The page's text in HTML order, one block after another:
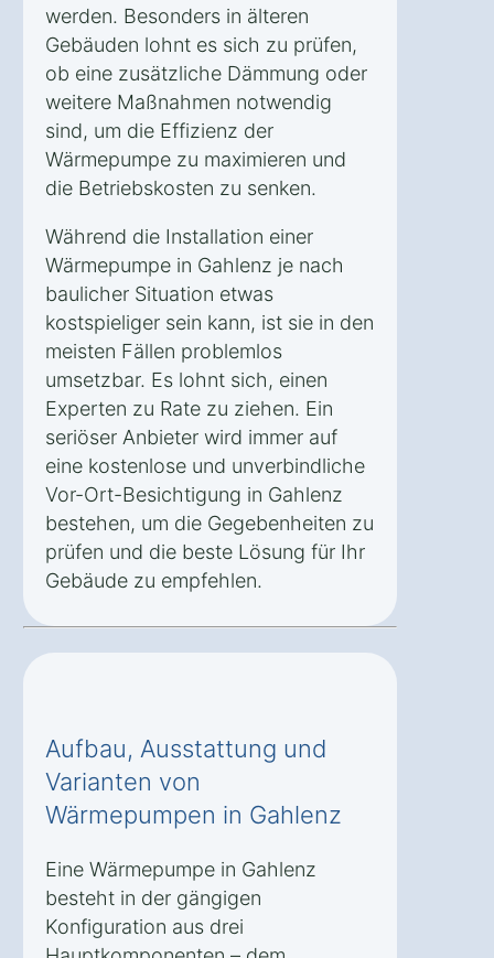
werden. Besonders in älteren
Gebäuden lohnt es sich zu prüfen,
ob eine zusätzliche Dämmung oder
weitere Maßnahmen notwendig
sind, um die Effizienz der
Wärmepumpe zu maximieren und
die Betriebskosten zu senken.
Während die Installation einer
Wärmepumpe in Gahlenz je nach
baulicher Situation etwas
kostspieliger sein kann, ist sie in den
meisten Fällen problemlos
umsetzbar. Es lohnt sich, einen
Experten zu Rate zu ziehen. Ein
seriöser Anbieter wird immer auf
eine kostenlose und unverbindliche
Vor-Ort-Besichtigung in Gahlenz
bestehen, um die Gegebenheiten zu
prüfen und die beste Lösung für Ihr
Gebäude zu empfehlen.
Aufbau, Ausstattung und
Varianten von
Wärmepumpen in Gahlenz
Eine Wärmepumpe in Gahlenz
besteht in der gängigen
Konfiguration aus drei